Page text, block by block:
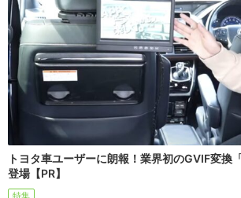
トヨタ車ユーザーに朗報！業界初のGVIF変換
登場【PR】
特集